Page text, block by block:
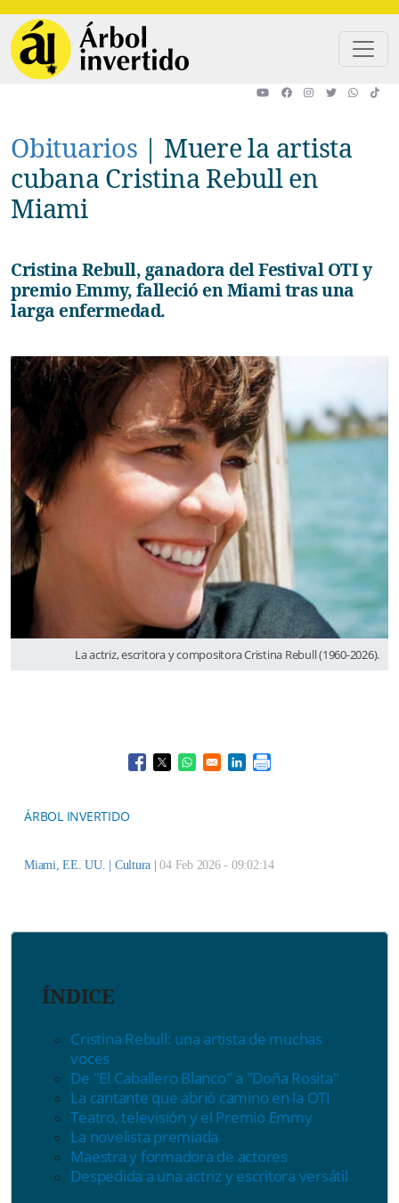
Obituarios | Muere la artista
cubana Cristina Rebull en
Miami
Cristina Rebull, ganadora del Festival OTI y
premio Emmy, falleció en Miami tras una
larga enfermedad.
La actriz, escritora y compositora Cristina Rebull (1960-2026).
Opens in a new window
Opens in a new window
Opens in a new window
Opens in a new window
ÁRBOL INVERTIDO
Cultura |04 Feb 2026 - 09:02:14
ÍNDICE
Cristina Rebull: una artista de muchas
voces
De "El Caballero Blanco" a "Doña Rosita"
La cantante que abrió camino en la OTI
Teatro, televisión y el Premio Emmy
La novelista premiada
Maestra y formadora de actores
Despedida a una actriz y escritora versátil